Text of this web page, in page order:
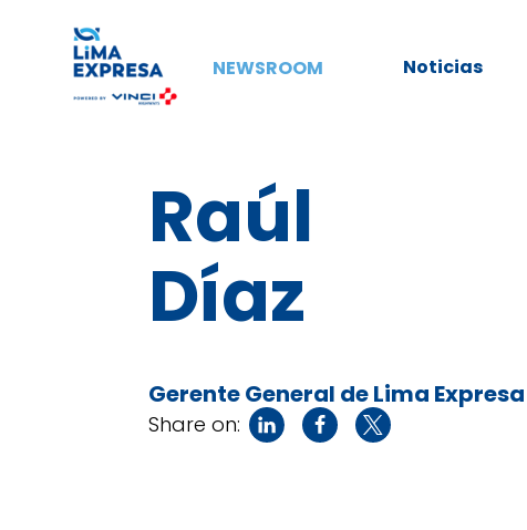
NEWSROOM Noticias
Raúl
Díaz
Gerente General de Lima Expresa
Share on: